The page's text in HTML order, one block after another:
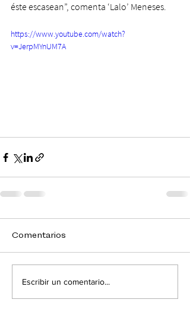
éste escasean”, comenta ‘Lalo’ Meneses.
https://www.youtube.com/watch?
v=JerpMYnUM7A
Comentarios
Escribir un comentario...